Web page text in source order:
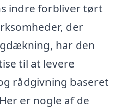
indre forbliver tørt
der
har den
til at levere
rådgivning baseret
er nogle af de